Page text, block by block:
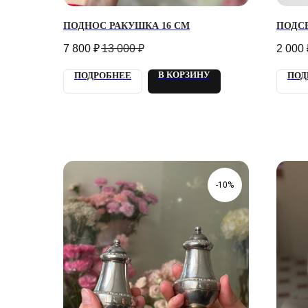
ПОДНОС РАКУШКА 16 СМ
7 800 ₽13 000 ₽
ПОДРОБНЕЕ В КОРЗИНУ
2 000
-10%